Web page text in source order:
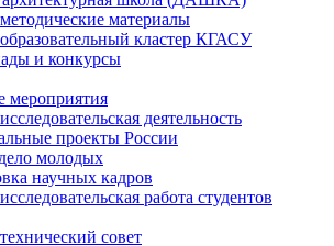
материалы
кластер КГАСУ
и конкурсы
мероприятия
деятельность
проекты России
молодых
научных кадров
работа студентов
совет